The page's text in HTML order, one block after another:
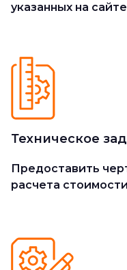
указанных на
Техническое
Предоставить
расчета